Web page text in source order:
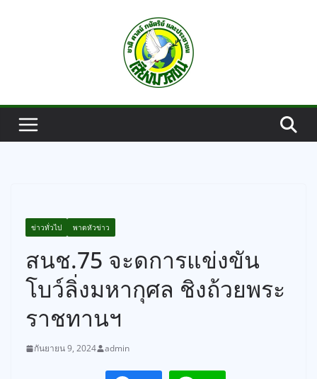
ข่าวทั่วไป พาดหัวข่าว
สนช.75 จะดการแข่งขัน
โบว์ลิ่งมหากุศล ชิงถ้วยพระ
ราชทานฯ
กันยายน 9, 2024 admin